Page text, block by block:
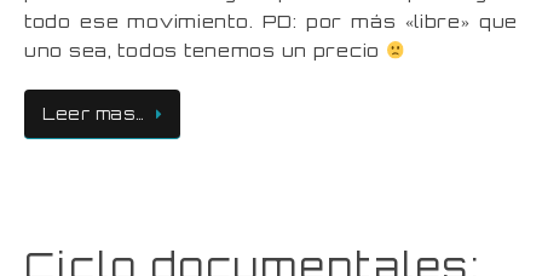
todo ese movimiento. PD: por más «libre» que
uno sea, todos tenemos un precio
Leer mas…
Ciclo documentales: